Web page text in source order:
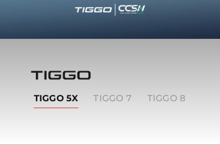
Tiggo
TIGGO 5X TIGGO 7 TIGGO 8